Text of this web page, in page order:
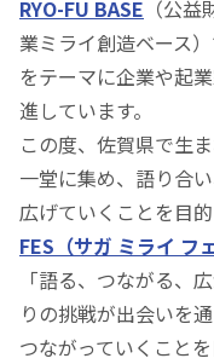
RYO-FU BASE （公
業ミライ創造ベース
をテーマに企業や起
進しています。
この度、佐賀県で生
一堂に集め、語り合
広げていくことを目
FES（サガ ミライ フェ
「語る、つながる、
りの挑戦が出会いを
つながっていくことを